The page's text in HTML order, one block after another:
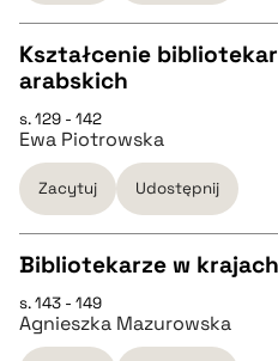
BIBTEX
pobierz cytat
pobierz cytat
BIBTEX
pobierz cytat
Kształcenie
arabskich
s. 129 - 142
Ewa Piotrowska
Zacytuj Udostępnij
CZYSTY TEKST
Bibliotekarze w
s. 143 - 149
Agnieszka Mazurowska